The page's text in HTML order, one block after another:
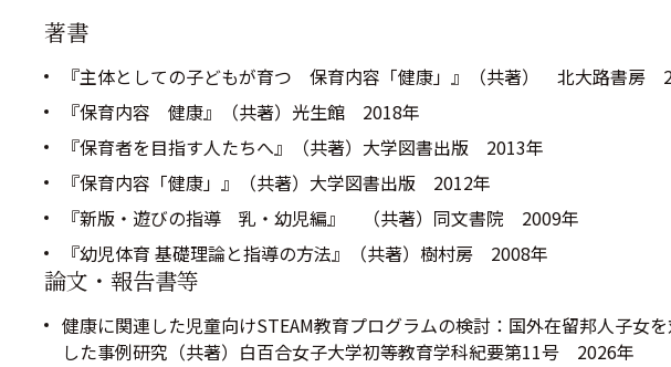
著書
『主体としての子どもが育つ 保育内容「健康」』（共著） 北大路書房
『保育内容 健康』（共著）光生館 2018年
『保育者を目指す人たちへ』（共著）大学図書出版 2013年
『保育内容「健康」』（共著）大学図書出版 2012年
『新版・遊びの指導 乳・幼児編』 （共著）同文書院 2009年
『幼児体育 基礎理論と指導の方法』（共著）樹村房 2008年
論文・報告書等
健康に関連した児童向けSTEAM教育プログラムの検討：国外在留邦人子女
した事例研究（共著）白百合女子大学初等教育学科紀要第11号 2026年